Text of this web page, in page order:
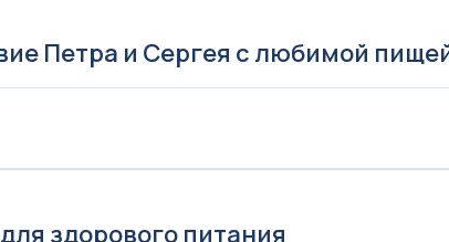
Петра и Сергея с любимой
здорового питания